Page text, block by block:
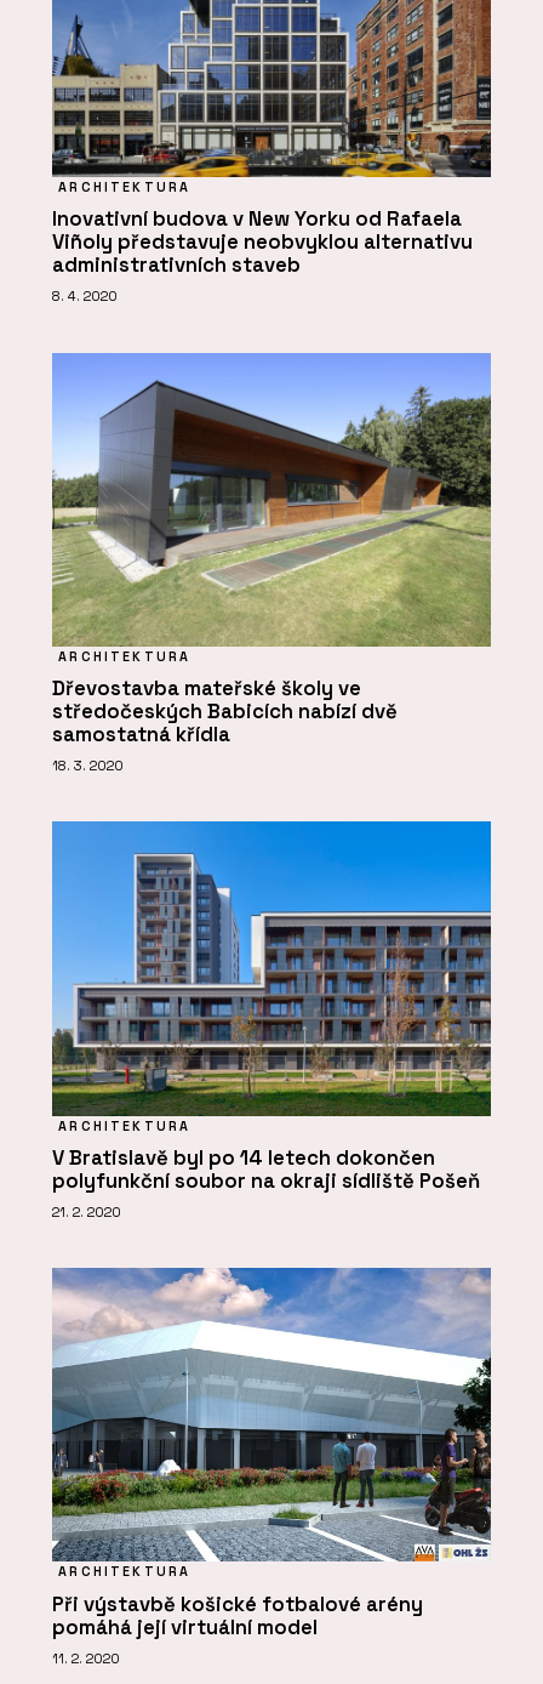
ARCHITEKTURA
Inovativní budova v New Yorku od Rafaela
Viñoly představuje neobvyklou alternativu
administrativních staveb
8. 4. 2020
ARCHITEKTURA
Dřevostavba mateřské školy ve
středočeských Babicích nabízí dvě
samostatná křídla
18. 3. 2020
ARCHITEKTURA
V Bratislavě byl po 14 letech dokončen
polyfunkční soubor na okraji sídliště Pošeň
21. 2. 2020
ARCHITEKTURA
Při výstavbě košické fotbalové arény
pomáhá její virtuální model
11. 2. 2020